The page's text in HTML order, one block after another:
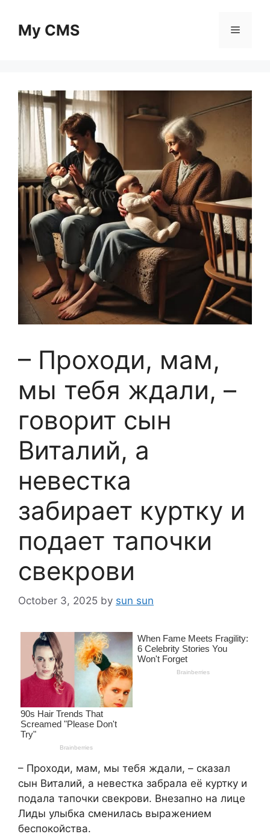
contentMy CMS Menu
– Проходи, мам,
мы тебя ждали, –
говорит сын
Виталий, а
невестка
забирает куртку и
подает тапочки
свекрови
October 3, 2025 by sun sun
– Проходи, мам, мы тебя ждали, – сказал
сын Виталий, а невестка забрала её куртку и
подала тапочки свекрови. Внезапно на лице
Лиды улыбка сменилась выражением
беспокойства.